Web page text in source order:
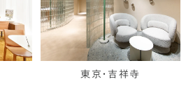
東京・吉祥寺